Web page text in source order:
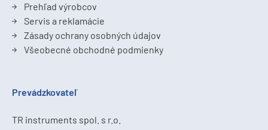
Prehľad výrobcov
Servis a reklamácie
Zásady ochrany osobných údajov
Všeobecné obchodné podmienky
Prevádzkovateľ
TR instruments spol. s r.o.